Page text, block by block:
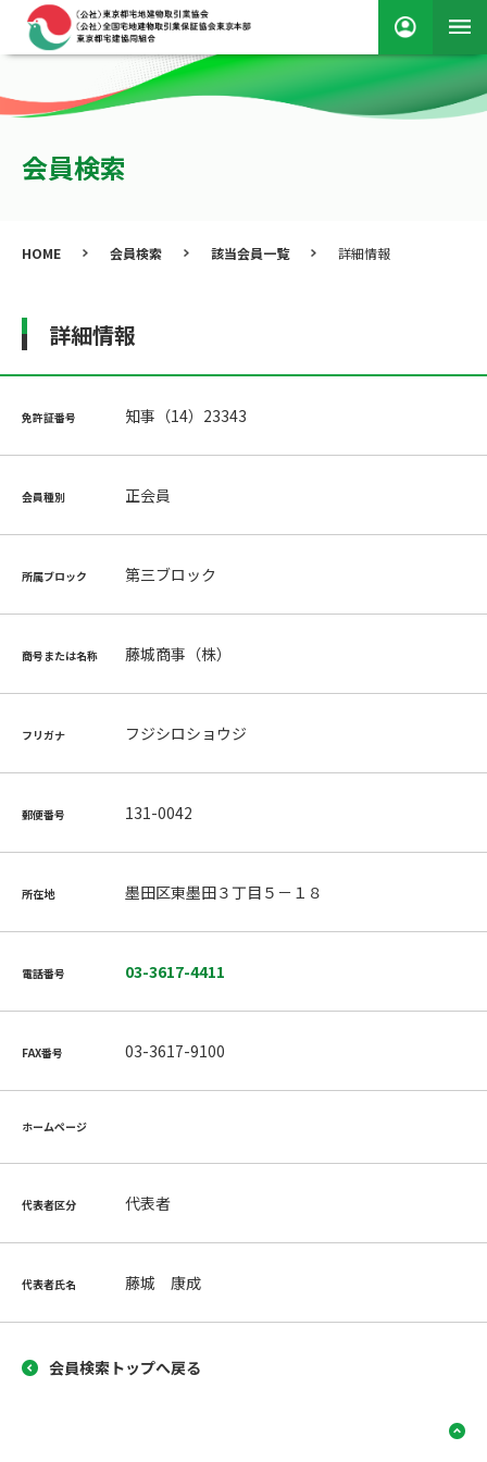
会員検索
HOME 会員検索 該当会員一覧 詳細情報
詳細情報
免許証番号 知事（14）23343
会員種別 正会員
所属ブロック 第三ブロック
商号または名称 藤城商事（株）
フリガナ フジシロショウジ
郵便番号 131-0042
所在地 墨田区東墨田３丁目５－１８
電話番号 03-3617-4411
FAX番号 03-3617-9100
ホームページ
代表者区分 代表者
代表者氏名 藤城 康成
会員検索トップへ戻る